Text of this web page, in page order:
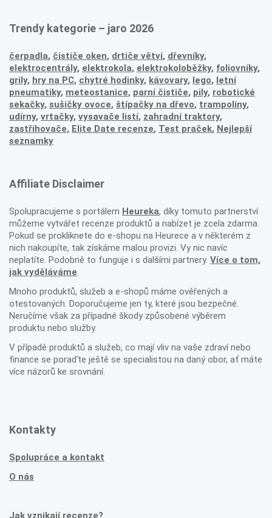
Trendy kategorie – jaro 2026
čerpadla, čističe oken, drtiče větví, dřevníky,
elektrocentrály, elektrokola, elektrokoloběžky, foliovníky,
grily, hry na PC, chytré hodinky, kávovary, lego, letní
pneumatiky, meteostanice, parní čističe, pily, robotické
sekačky, sušičky ovoce, štípačky na dřevo, trampolíny,
udírny, vrtačky, vysavače listí, zahradní traktory,
zastřihovače, Elite Date recenze, Test praček, Nejlepší
seznamky
Affiliate Disclaimer
Spolupracujeme s portálem Heureka, díky tomuto partnerství
můžeme vytvářet recenze produktů a nabízet je zcela zdarma.
Pokud se prokliknete do e-shopu na Heurece a v některém z
nich nakoupíte, tak získáme malou provizi. Vy nic navíc
neplatíte. Podobně to funguje i s dalšími partnery. Více o tom,
jak vyděláváme.
Mnoho produktů, služeb a e-shopů máme ověřených a
otestovaných. Doporučujeme jen ty, které jsou bezpečné.
Neručíme však za případné škody způsobené výběrem
produktu nebo služby.
V případě produktů a služeb, co mají vliv na vaše zdraví nebo
finance se poraďte ještě se specialistou na daný obor, ať máte
více názorů ke srovnání.
Kontakty
Spolupráce a kontakt
O nás
Jak vznikají recenze?